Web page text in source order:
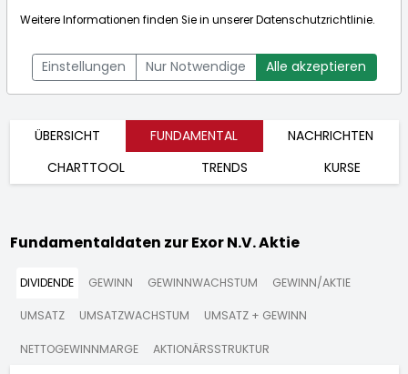
NL0012059018]
Aktienkurse
Bid:70,350€Ask:70,400€
ÜBERSICHT FUNDAMENTAL
NACHRICHTEN
CHARTTOOL
TRENDS KURSE
Fundamentaldaten zur Exor N.V. Aktie
DIVIDENDE GEWINN GEWINNWACHSTUM GEWINN/AKTIE
UMSATZ UMSATZWACHSTUM UMSATZ + GEWINN
NETTOGEWINNMARGE AKTIONÄRSSTRUKTUR
Weitere Informationen finden Sie in unsererDatenschutzrichtlinie.
Einstellungen Nur Notwendige Alle akzeptieren